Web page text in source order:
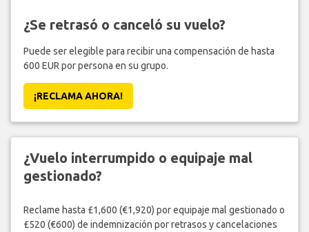
¿Se retrasó o canceló su vuelo?
Puede ser elegible para recibir una compensación de hasta
600 EUR por persona en su grupo.
¡RECLAMA AHORA!
¿Vuelo interrumpido o equipaje mal
gestionado?
Reclame hasta £1,600 (€1,920) por equipaje mal gestionado o
£520 (€600) de indemnización por retrasos y cancelaciones